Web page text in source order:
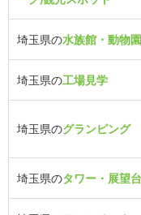
埼玉県の水族館・動物園
埼玉県の工場見学
埼玉県のグランピング
埼玉県のタワー・展望台